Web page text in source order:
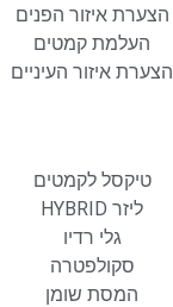
הצערת איזור הפנים
העלמת קמטים
הצערת איזור העיניים
טיקסל לקמטים
ליזר HYBRID
גלי רדיו
סקולפטרה
המסת שומן